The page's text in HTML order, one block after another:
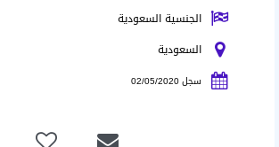
الجنسية السعودية
السعودية
سجل 02/05/2020